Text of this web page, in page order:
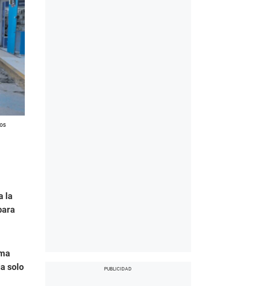
la
solo